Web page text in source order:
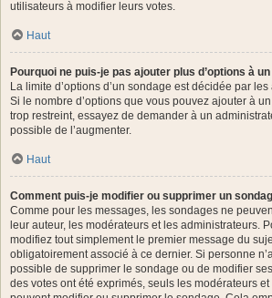
utilisateurs à modifier leurs votes.
Haut
Pourquoi ne puis-je pas ajouter plus d’options à
La limite d’options d’un sondage est décidée par
Si le nombre d’options que vous pouvez ajouter à
trop restreint, essayez de demander à un
possible de l’augmenter.
Haut
Comment puis-je modifier ou supprimer un
Comme pour les messages, les sondages ne
leur auteur, les modérateurs et les administrateurs.
modifiez tout simplement le premier message du
obligatoirement associé à ce dernier. Si personne
possible de supprimer le sondage ou de modifier
des votes ont été exprimés, seuls les modérateurs